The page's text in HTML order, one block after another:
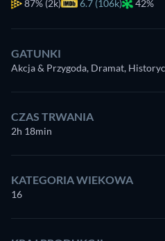
87% (2k) 6.7 (106k) 42%
GATUNKI
Akcja & Przygoda, Dramat,
CZAS TRWANIA
2h 18min
KATEGORIA WIEKOWA
16